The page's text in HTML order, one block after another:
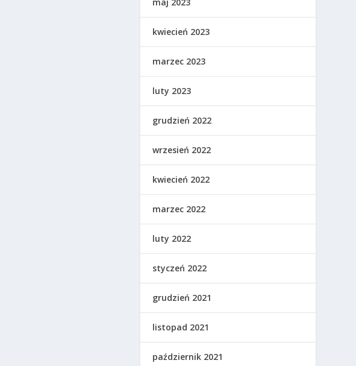
kwiecień 2023
marzec 2023
luty 2023
grudzień 2022
wrzesień 2022
kwiecień 2022
marzec 2022
luty 2022
styczeń 2022
grudzień 2021
listopad 2021
październik 2021